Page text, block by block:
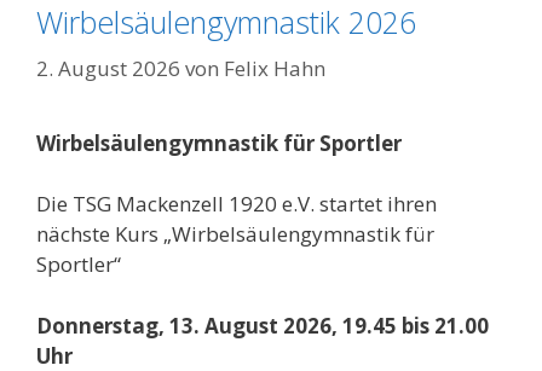
Wirbelsäulengymnastik 2026
2. August 2026 von Felix Hahn
Wirbelsäulengymnastik für Sportler
Die TSG Mackenzell 1920 e.V. startet ihren
nächste Kurs „Wirbelsäulengymnastik für
Sportler“
Donnerstag, 13. August 2026, 19.45 bis 21.00
Uhr